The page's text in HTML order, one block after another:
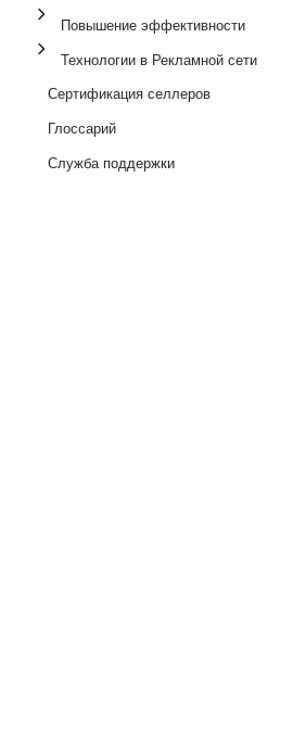
Повышение эффективности
Технологии в Рекламной сети
Сертификация селлеров
Глоссарий
Служба поддержки